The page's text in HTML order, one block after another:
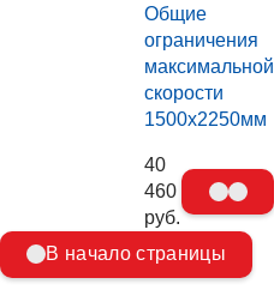
Общие
ограничения
максимальной
скорости
1500х2250мм
40
460
руб.
В начало страницы